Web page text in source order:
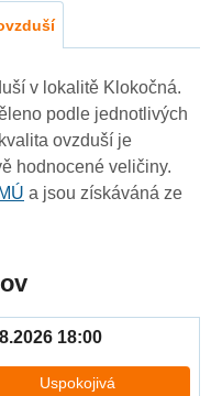
v lokalitě Klokočná.
podle jednotlivých
ovzduší je
hodnocené veličiny.
a jsou získáváná ze
18:00
Uspokojivá